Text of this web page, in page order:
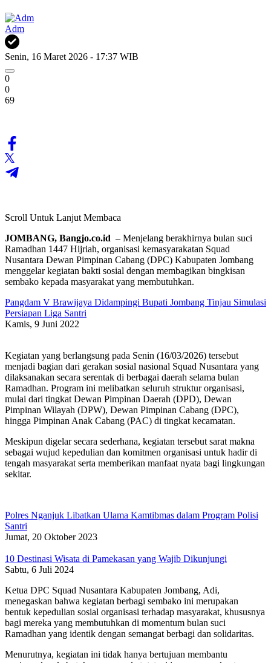
Adm
Senin, 16 Maret 2026 - 17:37 WIB
0
0
69
Scroll Untuk Lanjut Membaca
JOMBANG, Bangjo.co.id – Menjelang berakhirnya bulan suci
Ramadhan 1447 Hijriah, organisasi kemasyarakatan Squad
Nusantara Dewan Pimpinan Cabang (DPC) Kabupaten Jombang
menggelar kegiatan bakti sosial dengan membagikan bingkisan
sembako kepada masyarakat yang membutuhkan.
Pangdam V Brawijaya Didampingi Bupati Jombang Tinjau Simulasi
Persiapan Liga Santri
Kamis, 9 Juni 2022
Kegiatan yang berlangsung pada Senin (16/03/2026) tersebut
menjadi bagian dari gerakan sosial nasional Squad Nusantara yang
dilaksanakan secara serentak di berbagai daerah selama bulan
Ramadhan. Program ini melibatkan seluruh struktur organisasi,
mulai dari tingkat Dewan Pimpinan Daerah (DPD), Dewan
Pimpinan Wilayah (DPW), Dewan Pimpinan Cabang (DPC),
hingga Pimpinan Anak Cabang (PAC) di tingkat kecamatan.
Meskipun digelar secara sederhana, kegiatan tersebut sarat makna
sebagai wujud kepedulian dan komitmen organisasi untuk hadir di
tengah masyarakat serta memberikan manfaat nyata bagi lingkungan
sekitar.
Polres Nganjuk Libatkan Ulama Kamtibmas dalam Program Polisi
Santri
Jumat, 20 Oktober 2023
10 Destinasi Wisata di Pamekasan yang Wajib Dikunjungi
Sabtu, 6 Juli 2024
Ketua DPC Squad Nusantara Kabupaten Jombang, Adi,
menegaskan bahwa kegiatan berbagi sembako ini merupakan
bentuk kepedulian sosial organisasi terhadap masyarakat, khususnya
bagi mereka yang membutuhkan di momentum bulan suci
Ramadhan yang identik dengan semangat berbagi dan solidaritas.
Menurutnya, kegiatan ini tidak hanya bertujuan membantu